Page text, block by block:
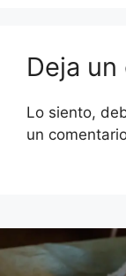
Deja
Lo siento,
un